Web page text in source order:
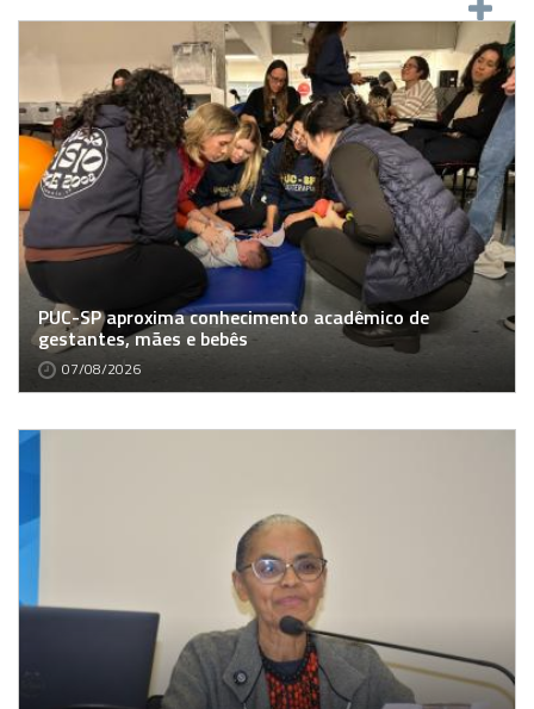
PUC-SP aproxima conhecimento acadêmico de
gestantes, mães e bebês
07/08/2026